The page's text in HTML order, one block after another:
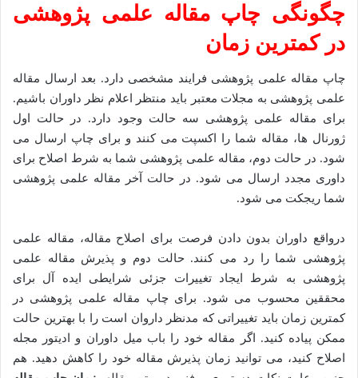
چگونگی چاپ مقاله علمی پژوهشی
در کمترین زمان
چاپ مقاله علمی پژوهشی فرایند مشخصی دارد. بعد ارسال مقاله
علمی پژوهشی به مجلات معتبر باید منتظر اعلام نظر داوران باشیم.
برای مقاله علمی پژوهشی سه حالت وجود دارد. در حالت اول
ژورنال ها، مقاله شما را اکسپت می کنند و برای چاپ ارسال می
شود. در حالت دوم، مقاله علمی پژوهشی شما به شرط اصلاح برای
داوری مجدد ارسال می شود. در حالت آخر مقاله علمی پژوهشی
شما ریجکت می شود.
درواقع داوران بدون دادن فرصت برای اصلاح مقاله، مقاله علمی
پژوهشی شما را رد می کنند. حالت دوم و پذیرش مقاله علمی
پژوهشی به شرط ایجاد تغییرات جزئی شرایطی ایده آل برای
محققین محسوب می شود. برای چاپ مقاله علمی پژوهشی در
کمترین زمان باید تغییراتی که مدنظر داروان است را با بهترین حالت
ممکن پیاده کنید. اگر مقاله خود را باب میل داوران و ادیتور مجله
اصلاح کنید، می توانید زمان پذیرش مقاله خود را کاهش دهید. هم